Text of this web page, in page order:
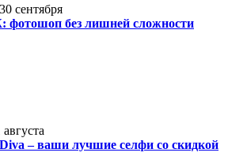
сентября
без лишней сложности
– ваши лучшие селфи со скидкой